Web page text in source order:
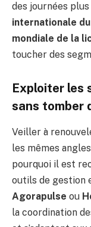
des journées
internationale
mondiale de la
toucher des
Exploiter les
sans tomber
Veiller à
les mêmes
pourquoi il est
outils de gestion
Agorapulse ou
la coordination